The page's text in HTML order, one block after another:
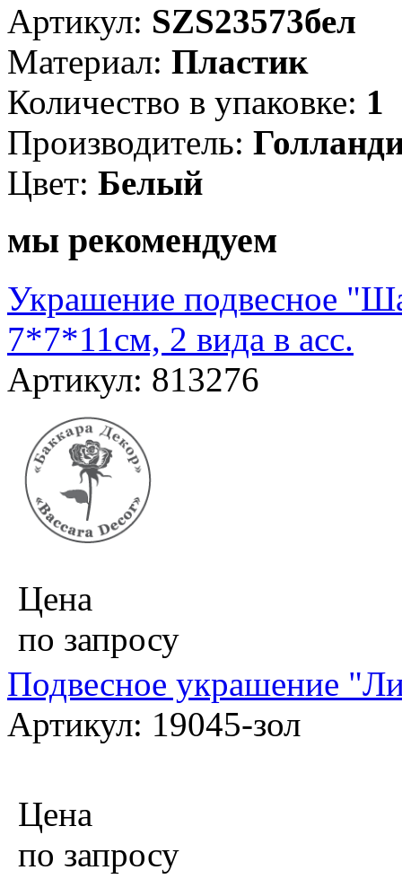
Артикул: SZS23573бел
Материал: Пластик
Количество в упаковке: 1
Производитель:
Цвет: Белый
мы рекомендуем
Украшение подвесное
7*7*11см, 2 вида в асс.
Артикул: 813276
Цена
по запросу
Подвесное украшение
Артикул: 19045-зол
Цена
по запросу